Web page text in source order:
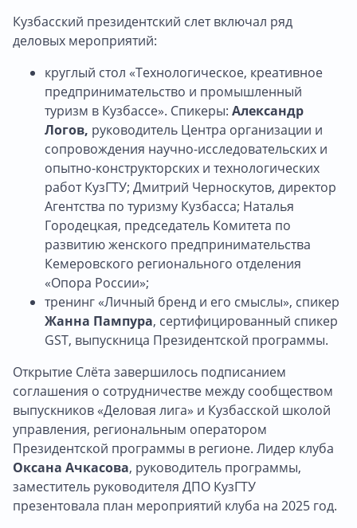
Кузбасский президентский слет включал ряд
деловых мероприятий:
круглый стол «Технологическое, креативное
предпринимательство и промышленный
туризм в Кузбассе». Спикеры: Александр
Логов, руководитель Центра организации и
сопровождения научно-исследовательских и
опытно-конструкторских и технологических
работ КузГТУ; Дмитрий Черноскутов, директор
Агентства по туризму Кузбасса; Наталья
Городецкая, председатель Комитета по
развитию женского предпринимательства
Кемеровского регионального отделения
«Опора России»;
тренинг «Личный бренд и его смыслы», спикер
Жанна Пампура, сертифицированный спикер
GST, выпускница Президентской программы.
Открытие Слёта завершилось подписанием
соглашения о сотрудничестве между сообществом
выпускников «Деловая лига» и Кузбасской школой
управления, региональным оператором
Президентской программы в регионе. Лидер клуба
Оксана Ачкасова, руководитель программы,
заместитель руководителя ДПО КузГТУ
презентовала план мероприятий клуба на 2025 год.